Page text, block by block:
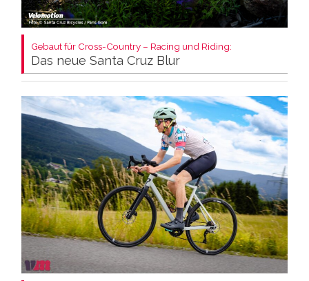
Gebaut für Cross-Country – Racing und Riding:
Das neue Santa Cruz Blur